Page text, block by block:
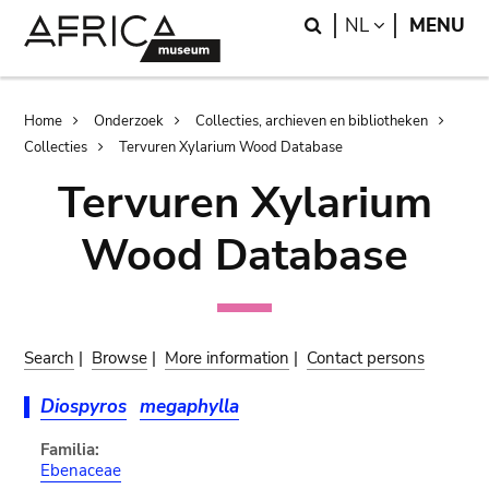
Search
NL LANGUAGE
MENU
Breadcrumb
Home Onderzoek
Collecties, archieven en bibliotheken
Collecties
Tervuren Xylarium Wood Database
Tervuren Xylarium
Wood Database
Search | Browse | More information | Contact persons
Diospyros megaphylla
Familia:
Ebenaceae